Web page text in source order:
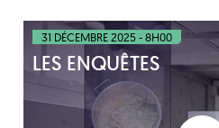
31 DÉCEMBRE 2025 - 8H00
LES ENQUÊTES